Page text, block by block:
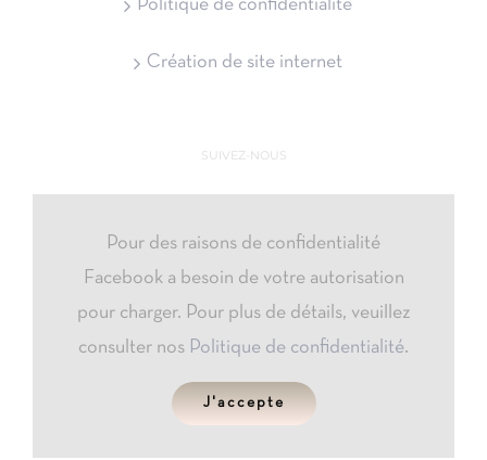
Politique de confidentialité
Création de site internet
SUIVEZ-NOUS
Pour des raisons de confidentialité
Facebook a besoin de votre autorisation
pour charger. Pour plus de détails, veuillez
consulter nos Politique de confidentialité.
J'accepte